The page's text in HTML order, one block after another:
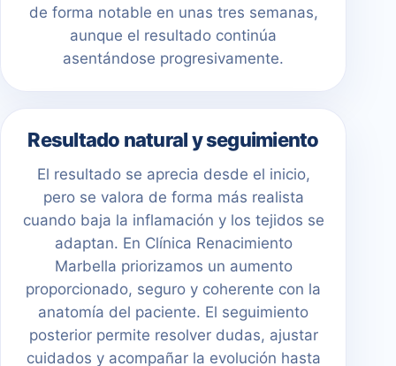
de forma notable en unas tres semanas,
aunque el resultado continúa
asentándose progresivamente.
Resultado natural y seguimiento
El resultado se aprecia desde el inicio,
pero se valora de forma más realista
cuando baja la inflamación y los tejidos se
adaptan. En Clínica Renacimiento
Marbella priorizamos un aumento
proporcionado, seguro y coherente con la
anatomía del paciente. El seguimiento
posterior permite resolver dudas, ajustar
cuidados y acompañar la evolución hasta